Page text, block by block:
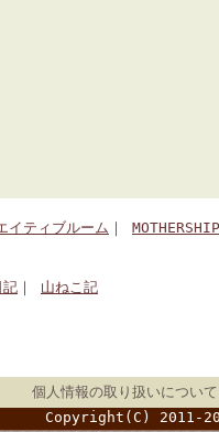
イティブルーム ｜ MOTHERSHIP
記 ｜ 山ねこ記
個人情報の取り扱いについて
Copyright(C) 2011-